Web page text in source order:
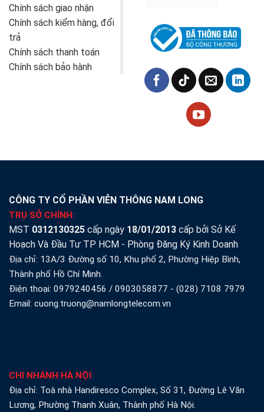
Chính sách giao nhận
Chính sách kiểm hàng, đổi
trả
Chính sách thanh toán
Chính sách bảo hành
CÔNG TY CỔ PHẦN VIỄN THÔNG NAM LONG
TRỤ SỞ CHÍNH:
MST 0312130325 cấp ngày 18/01/2013 cấp bởi Sở Kế
Hoạch Và Đầu Tư TP HCM - Phòng Đăng Ký Kinh Doanh
Địa chỉ: 13A/3 Đường số 10, Khu phố 2, Phường Hiệp Bình,
Thành phố Hồ Chí Minh.
Điện thoại: 0979240456 / 0903058877 - (028) 7108 7979
Email: cuong.truong@namlongtelecom.vn
CHI NHÁNH HÀ NỘI:
Địa chỉ: Toà nhà Handiresco Complex, Số 31, Đường Lê Văn
Lương, Phường Thanh Xuân, Thành phố Hà Nội.